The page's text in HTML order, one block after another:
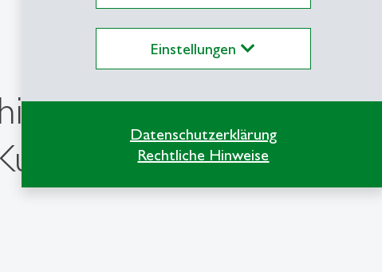
Einstellungen
Datenschutzerklärung
Rechtliche Hinweise
bietet auf
an.